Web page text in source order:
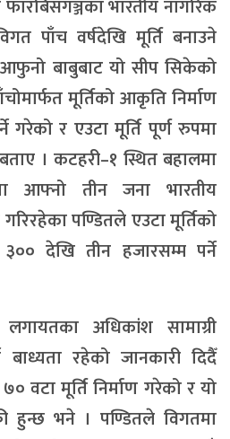
भारतीय नागरिक
पाँच वर्षदेखि मूर्ति बनाउने
बाबुबाट यो सीप सिकेको
मूर्तिको आकृति निर्माण
गरेको र एउटा मूर्ति पूर्ण रुपमा
। कटहरी–१ स्थित बहालमा
आफ्नो तीन जना भारतीय
पण्डितले एउटा मूर्तिको
देखि तीन हजारसम्म पर्ने
लगायतका अधिकांश सामाग्री
बाध्यता रहेको जानकारी दिदैँ
वटा मूर्ति निर्माण गरेको र यो
हुन्छ भने । पण्डितले विगतमा